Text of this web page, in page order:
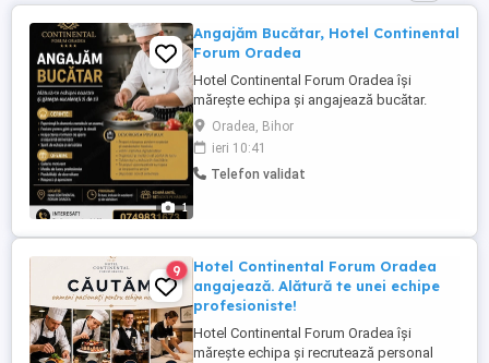
1
Angajăm Bucătar, Hotel Continental
Forum Oradea
Hotel Continental Forum Oradea își
mărește echipa și angajează bucătar.
Căutăm o persoană serioasă, pasionată
de gătit, atentă la detalii și dornică să
lucreze într un mediu profesionist. Oferim
salariu motivant, program în ture, mediu
Oradea, Bihor
ieri 10:41
Telefon validat
9
Hotel Continental Forum Oradea
angajează. Alătură te unei echipe
profesioniste!
Hotel Continental Forum Oradea își
mărește echipa și recrutează personal